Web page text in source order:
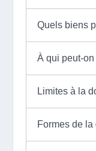
Quels biens
À qui peut-
Limites à la
Formes de la